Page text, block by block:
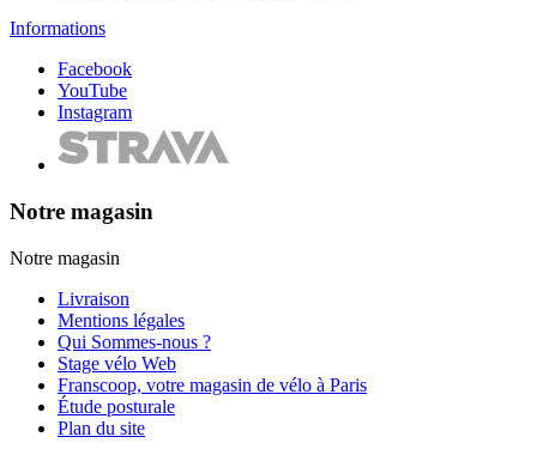
Informations
Facebook
YouTube
Instagram
Notre magasin
Notre magasin
Livraison
Mentions légales
Qui Sommes-nous ?
Stage vélo Web
Franscoop, votre magasin de vélo à Paris
Étude posturale
Plan du site